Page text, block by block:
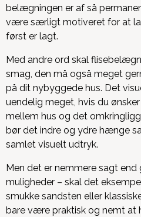
belægningen er af så
være særligt motiveret for at
først er lagt.
Med andre ord skal
smag, den må også meget
på dit nybyggede hus. Det
uendelig meget, hvis du
mellem hus og det
bør det indre og ydre hænge
samlet visuelt udtryk.
Men det er nemmere sagt
muligheder – skal det
smukke sandsten eller
bare være praktisk og nemt at